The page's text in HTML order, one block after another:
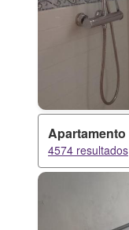
Apartamento
4574 resultados